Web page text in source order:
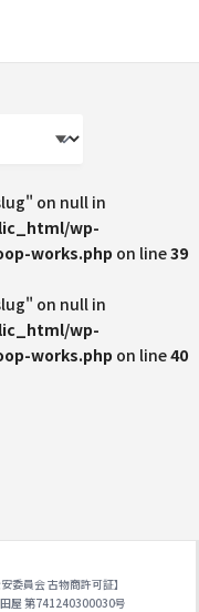
on null in
wp-
works.php on line39
on null in
wp-
works.php on line40
安委員会 古物商許可証】
屋 第741240300030号